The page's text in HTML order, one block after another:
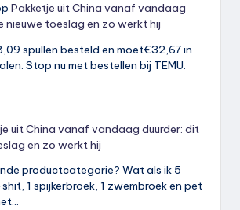
Pakketje uit China vanaf vandaag
nieuwe toeslag en zo werkt hij
spullen besteld en moet€32,67 in
Stop nu met bestellen bij TEMU.
uit China vanaf vandaag duurder: dit
en zo werkt hij
productcategorie? Wat als ik 5
1 spijkerbroek, 1 zwembroek en pet